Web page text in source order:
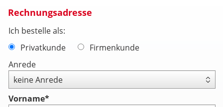
Rechnungsadresse
Ich bestelle als:
Privatkunde
Firmenkunde
Anrede
Vorname*